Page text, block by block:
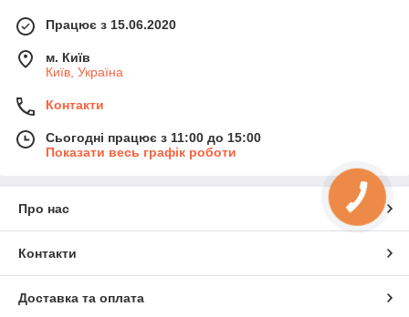
Працює з 15.06.2020
м. Київ
Київ, Україна
Контакти
Сьогодні працює з 11:00 до 15:00
Показати весь графік роботи
Про нас
Контакти
Доставка та оплата